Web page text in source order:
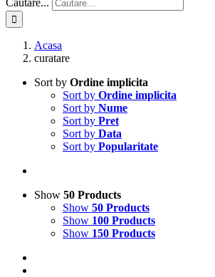
Cautare...
Acasa
curatare
Sort by Ordine implicita
Sort by Ordine implicita
Sort by Nume
Sort by Pret
Sort by Data
Sort by Popularitate
Show 50 Products
Show 50 Products
Show 100 Products
Show 150 Products